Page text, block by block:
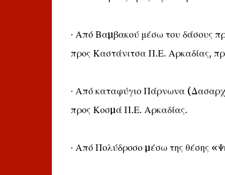
∙ Από Βαµβακού μέσω του δάσους
προς Καστάνιτσα Π.Ε. Αρκαδίας,
∙ Από καταφύγιο Πάρνωνα
προς Κοσµά Π.Ε. Αρκαδίας.
∙ Από Πολύδροσο µέσω της θέσης